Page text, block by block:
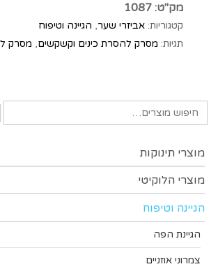
מק"ט: 1087
קטגוריות: אביזרי שער, הגיינה וטיפוח
תגיות: מסרק להסרת כינים וקשקשים, מסרק
מוצרי תינוקות
מוצרי הלוקיטי
הגיינה וטיפוח
הגיינת הפה
צמרוני אוזניים